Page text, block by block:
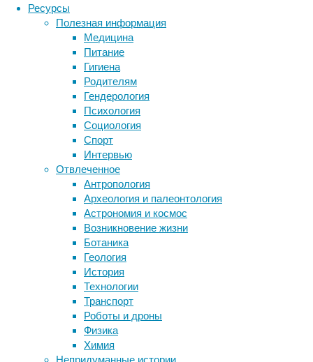
Ресурсы
Полезная информация
Медицина
Питание
Гигиена
Родителям
Гендерология
Психология
Социология
Спорт
Интервью
Отвлеченное
Антропология
Археология и палеонтология
Астрономия и космос
Возникновение жизни
Ботаника
Геология
История
Технологии
Транспорт
Роботы и дроны
Физика
Химия
Непридуманные истории
Земля и первый гипотетический
Обнаруженные
следы
активности
древних
микроорганизмов
свидетельствуют
существовании
сложных
микробных
сообществ
раннем
архее,
самой
заре
зарождения
жизни
Земле.
Метки
ДНК бактерии
биотехнология
генетика дети животные
здоровье знания иммунитет
инструменты и методы
исследования
лекарства медицина
мозг наука неврология
нейробиология
нейрофизиология